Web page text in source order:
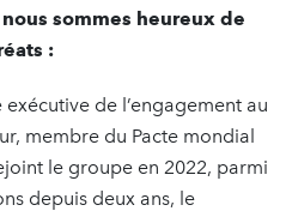
sommes heureux de
:
de l’engagement au
membre du Pacte mondial
le groupe en 2022, parmi
depuis deux ans, le